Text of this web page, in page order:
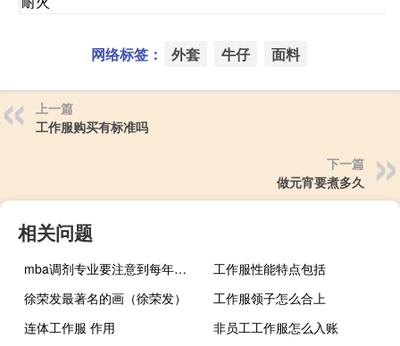
网络标签： 外套 牛仔 面料
上一篇
工作服购买有标准吗
下一篇
做元宵要煮多久
相关问题
mba调剂专业要注意到每年官方指定的截止时间吗
工作服性能特点包括
徐荣发最著名的画（徐荣发）
工作服领子怎么合上
连体工作服 作用
非员工工作服怎么入账